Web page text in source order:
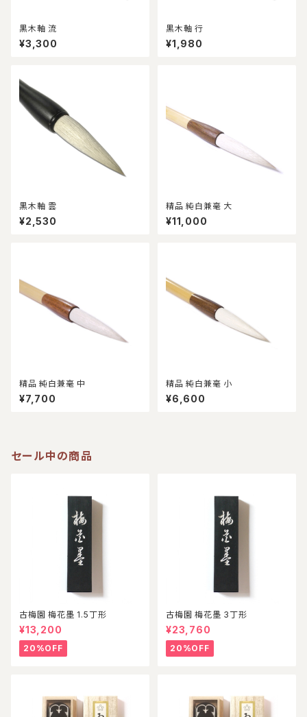
黒木軸 流
¥3,300
黒木軸 行
¥1,980
黒木軸 雲
¥2,530
精品 純白兼毫 大
¥11,000
精品 純白兼毫 中
¥7,700
精品 純白兼毫 小
¥6,600
セール中の商品
古梅園 梅花墨 1.5丁形
¥13,200
20%OFF
古梅園 梅花墨 3丁形
¥23,760
20%OFF